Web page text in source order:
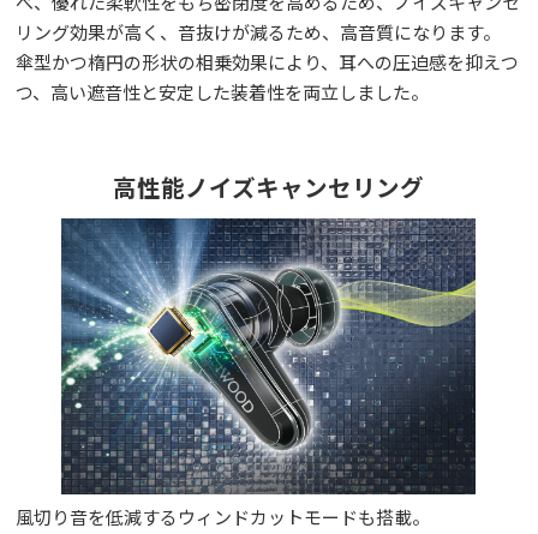
リング効果が高く、音抜けが減るため、高音質になります。
傘型かつ楕円の形状の相乗効果により、耳への圧迫感を抑えつ
つ、高い遮音性と安定した装着性を両立しました。
高性能ノイズキャンセリング
風切り音を低減するウィンドカットモードも搭載。